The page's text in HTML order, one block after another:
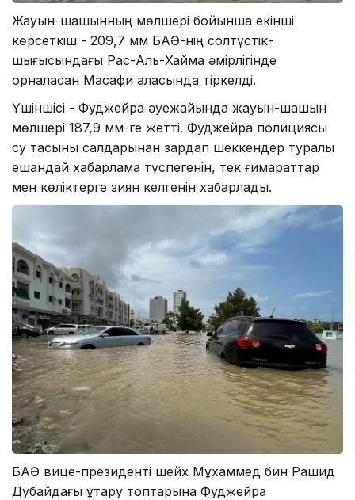
Жауын-шашынның мөлшері бойынша екінші
көрсеткіш - 209,7 мм БАӘ-нің солтүстік-
шығысындағы Рас-Аль-Хайма әмірлігінде
орналасқан Масафи қаласында тіркелді.
Үшіншісі - Фуджейра әуежайында жауын-шашын
мөлшері 187,9 мм-ге жетті. Фуджейра полициясы
су тасқыны салдарынан зардап шеккендер туралы
ешқандай хабарлама түспегенін, тек ғимараттар
мен көліктерге зиян келгенін хабарлады.
БАӘ вице-президенті шейх Мұхаммед бин Рашид
Дубайдағы құтқару топтарына Фуджейра